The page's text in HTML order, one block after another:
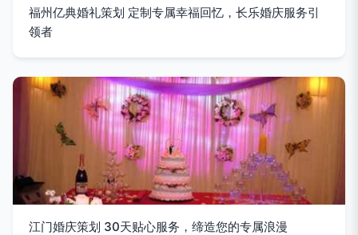
福州亿典婚礼策划 定制专属幸福回忆，长乐婚庆服务引
领者
江门婚庆策划 30天贴心服务，缔造您的专属浪漫